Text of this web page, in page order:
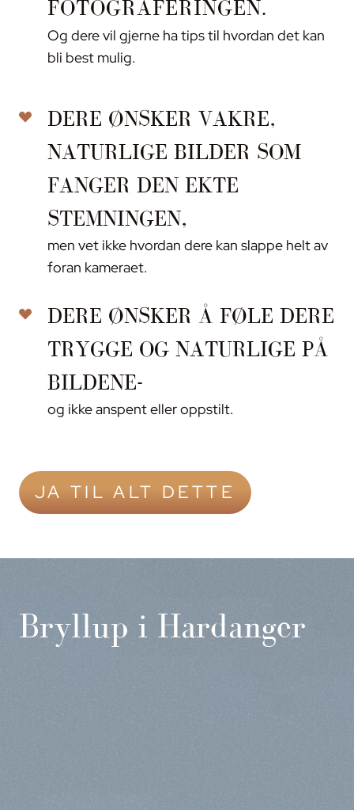
FOTOGRAFERINGEN.
Og dere vil gjerne ha tips til hvordan det kan
bli best mulig.
DERE ØNSKER VAKRE,
NATURLIGE BILDER SOM
FANGER DEN EKTE
STEMNINGEN,
men vet ikke hvordan dere kan slappe helt av
foran kameraet.
DERE ØNSKER Å FØLE DERE
TRYGGE OG NATURLIGE PÅ
BILDENE-
og ikke anspent eller oppstilt.
JA TIL ALT DETTE
Bryllup i Hardanger